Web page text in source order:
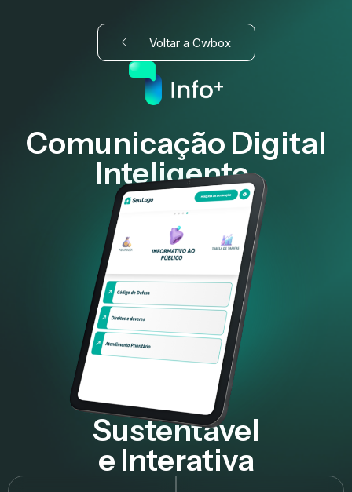
Voltar a Cwbox
Comunicação Digital
Inteligente,
Sustentável
e Interativa